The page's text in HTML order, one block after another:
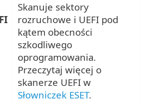
Skanuje sektory
rozruchowe i UEFI pod
kątem obecności
szkodliwego
oprogramowania.
Przeczytaj więcej o
skanerze UEFI w
Słowniczek ESET.